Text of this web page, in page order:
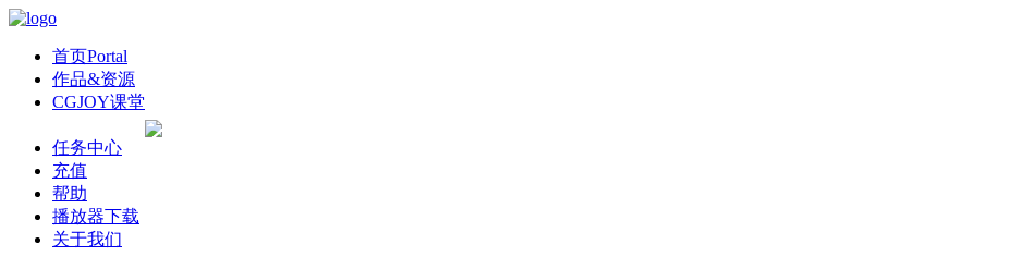
首页Portal
作品&资源
CGJOY课堂
任务中心
充值
帮助
播放器下载
关于我们